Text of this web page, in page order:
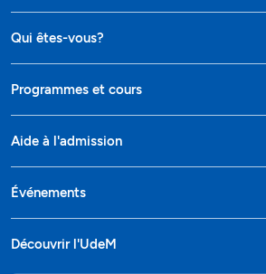
Qui êtes-vous?
Programmes et cours
Aide à l'admission
Événements
Découvrir l'UdeM